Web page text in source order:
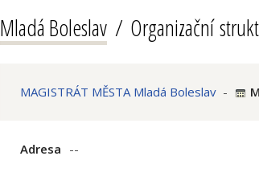
Mladá Boleslav Organizační
MAGISTRÁT MĚSTA Mladá Boleslav -
Adresa --